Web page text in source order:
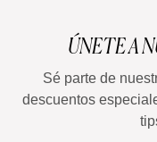
ÚNETE A
Sé parte de
descuentos